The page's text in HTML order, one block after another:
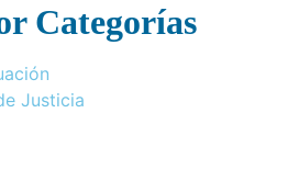
Categorías
Justicia